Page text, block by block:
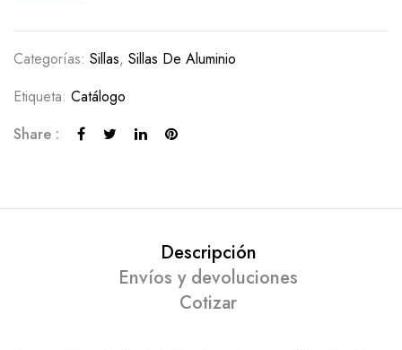
Categorías: Sillas, Sillas De Aluminio
Etiqueta: Catálogo
Share :
Descripción
Envíos y devoluciones
Cotizar